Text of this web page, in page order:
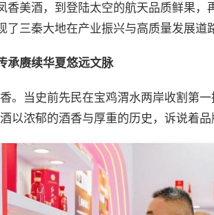
香美酒，到登陆太空的航天品质鲜果，
了三秦大地在产业振兴与高质量发展道
承赓续华夏悠远文脉
。当史前先民在宝鸡渭水两岸收割第
以浓郁的酒香与厚重的历史，诉说着品